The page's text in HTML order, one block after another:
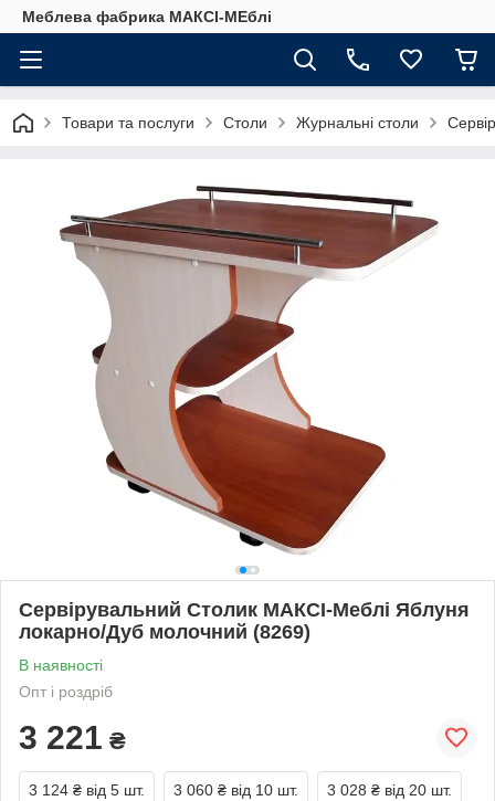
Меблева фабрика МАКСІ-МЕблі
Товари та послуги Столи Журнальні столи
Сервірувальний Столик МАКСІ-Меблі Яблуня
локарно/Дуб молочний (8269)
В наявності
Опт і роздріб
3 221 ₴
3 124 ₴ від 5 шт. 3 060 ₴ від 10 шт. 3 028 ₴ від 20 шт.